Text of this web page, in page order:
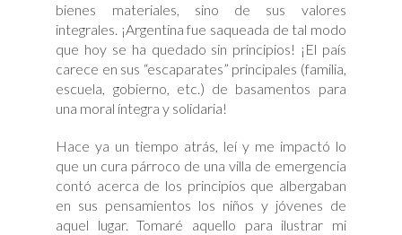
bienes materiales, sino de sus valores
integrales. ¡Argentina fue saqueada de tal modo
que hoy se ha quedado sin principios! ¡El país
carece en sus “escaparates” principales (familia,
escuela, gobierno, etc.) de basamentos para
una moral íntegra y solidaria!
Hace ya un tiempo atrás, leí y me impactó lo
que un cura párroco de una villa de emergencia
contó acerca de los principios que albergaban
en sus pensamientos los niños y jóvenes de
aquel lugar. Tomaré aquello para ilustrar mi